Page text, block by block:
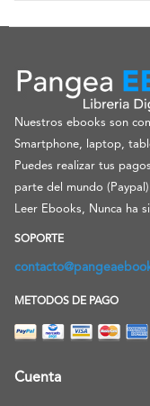
Nuestros ebooks son
Smartphone, laptop,
Puedes realizar tus
parte del mundo
Leer Ebooks, Nunca ha
SOPORTE
METODOS DE PAGO
Cuenta